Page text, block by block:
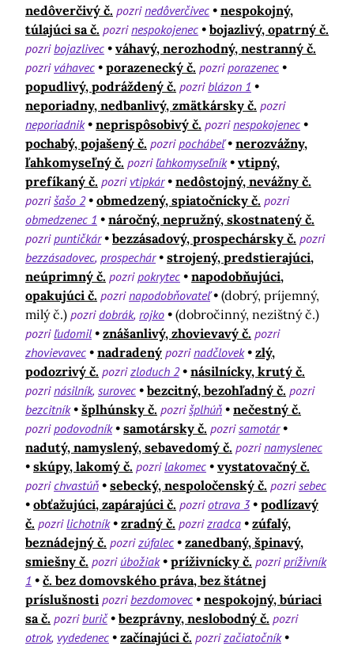
nedôverčivý č. pozrinedôverčivec
nespokojný,
túlajúci sa č. pozrinespokojenec
bojazlivý, opatrný č.
pozribojazlivec
váhavý, nerozhodný, nestranný č.
pozri váhavec porazenecký č. pozriporazenec
popudlivý, podráždený č. pozriblázon 1
neporiadny, nedbanlivý, zmätkársky č. pozri
neporiadnik
neprispôsobivý č. pozrinespokojenec
pochabý, pojašený č. pozripochábeľ
nerozvážny,
ľahkomyseľný č. pozriľahkomyseľník
vtipný,
prefíkaný č. pozri vtipkár
nedôstojný, nevážny č.
pozrišašo 2 obmedzený, spiatočnícky č. pozri
obmedzenec 1
náročný, nepružný, skostnatený č.
pozripuntičkár bezzásadový, prospechársky č. pozri
bezzásadovec prospechár
strojený, predstierajúci,
neúprimný č. pozripokrytec
napodobňujúci,
opakujúci č. pozrinapodobňovateľ
(dobrý, príjemný,
milý č.) pozridobrák rojko
(dobročinný, nezištný č.)
pozriľudomil znášanlivý, zhovievavý č. pozri
zhovievavec
nadradený pozrinadčlovek
zlý,
podozrivý č. pozrizloduch 2
násilnícky, krutý č.
pozrinásilník surovec bezcitný, bezohľadný č. pozri
bezcitník
šplhúnsky č. pozrišplhúň
nečestný č.
pozripodovodník samotársky č. pozrisamotár
nadutý, namyslený, sebavedomý č. pozrinamyslenec
skúpy, lakomý č. pozrilakomec
vystatovačný č.
pozrichvastúň sebecký, nespoločenský č. pozrisebec
obťažujúci, zapárajúci č. pozriotrava 3
podlízavý
č. pozrilichotník zradný č. pozrizradca
zúfalý,
beznádejný č. pozrizúfalec
zanedbaný, špinavý,
smiešny č. pozri úbožiak príživnícky č. pozripríživník
1
č. bez domovského práva, bez štátnej
príslušnosti pozribezdomovec
nespokojný, búriaci
sa č. pozriburič bezprávny, neslobodný č. pozri
otrok vydedenec začínajúci č. pozrizačiatočník